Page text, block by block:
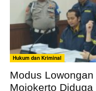
Hukum dan Kriminal
Modus
Mojokerto